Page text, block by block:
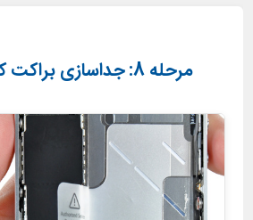
مرحله 8: جداسازی براکت کانکتور باتری